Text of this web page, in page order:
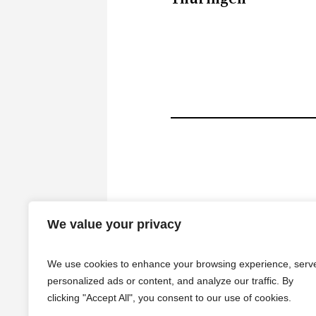
We value your privacy
We use cookies to enhance your browsing experience,
personalized ads or content, and analyze our traffic. By
clicking "Accept All", you consent to our use of cookies.